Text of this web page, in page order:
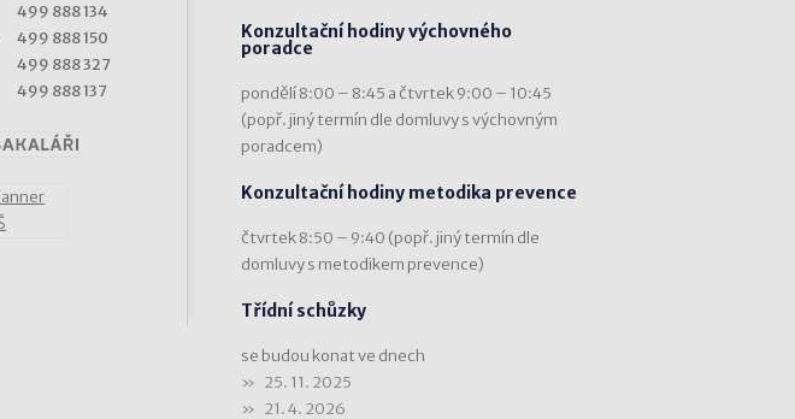
499 888 134
499 888 150
499 888 327
499 888 137
Konzultační hodiny výchovného
poradce
pondělí 8:00 – 8:45 a čtvrtek 9:00 – 10:45
(popř. jiný termín dle domluvy s výchovným
poradcem)
Konzultační hodiny metodika prevence
čtvrtek 8:50 – 9:40 (popř. jiný termín dle
domluvy s metodikem prevence)
Třídní schůzky
se budou konat ve dnech
25. 11. 2025
21. 4. 2026